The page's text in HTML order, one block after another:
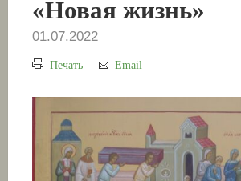
«Новая жизнь»
01.07.2022
Печать Email